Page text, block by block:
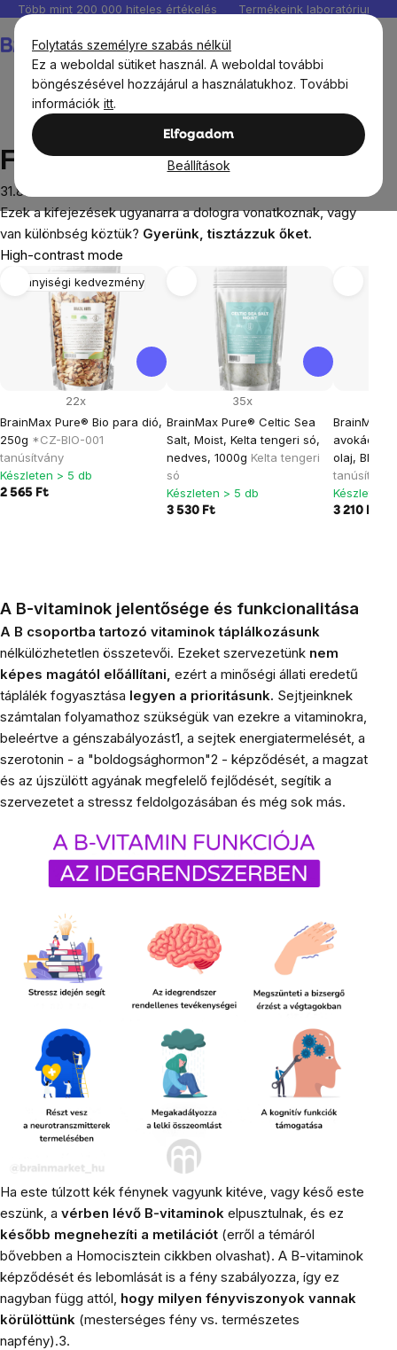
Folytatás személyre szabás nélkül
Ez a weboldal sütiket használ. A weboldal további
böngészésével hozzájárul a használatukhoz. További
információk itt.
Elfogadom
Beállítások
Ugrás
fő
tartalomhoz
Több mint 200 000 hiteles értékelés Termékeink
Folsav, folát, B9-vitamin
Folsav, folát, B9-vitamin
31.8.2023
Ezek a kifejezések ugyanarra a dologra vonatkoznak, vagy
van különbség köztük? Gyerünk, tisztázzuk őket.
High-contrast mode
Mennyiségi kedvezmény
BrainMax Pure® Bio para dió,
250g *CZ-BIO-001
tanúsítvány
22x
Készleten > 5 db
2 565 Ft
BrainMax Pure® Celtic Sea
Salt, Moist, Kelta tengeri só,
nedves, 1000g Kelta tengeri
só
35x
Készleten > 5 db
3 530 Ft
BrainMax
avokádó
olaj, BIO,
tanúsítvány
Készleten
3 210 Ft
A B-vitaminok jelentősége és funkcionalitása
A B csoportba tartozó vitaminok táplálkozásunk
nélkülözhetetlen összetevői. Ezeket szervezetünk nem
képes magától előállítani, ezért a minőségi állati eredetű
táplálék fogyasztása legyen a prioritásunk. Sejtjeinknek
számtalan folyamathoz szükségük van ezekre a vitaminokra,
beleértve a génszabályozást1, a sejtek energiatermelését, a
szerotonin - a "boldogsághormon"2 - képződését, a magzat
és az újszülött agyának megfelelő fejlődését, segítik a
szervezetet a stressz feldolgozásában és még sok más.
Ha este túlzott kék fénynek vagyunk kitéve, vagy késő este
eszünk, a vérben lévő B-vitaminok elpusztulnak, és ez
később megnehezíti a metilációt (erről a témáról
bővebben a Homocisztein cikkben olvashat). A B-vitaminok
képződését és lebomlását is a fény szabályozza, így ez
nagyban függ attól, hogy milyen fényviszonyok vannak
körülöttünk (mesterséges fény vs. természetes
napfény).3.